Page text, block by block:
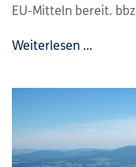
EU-Mitteln bereit. bbz
Weiterlesen …